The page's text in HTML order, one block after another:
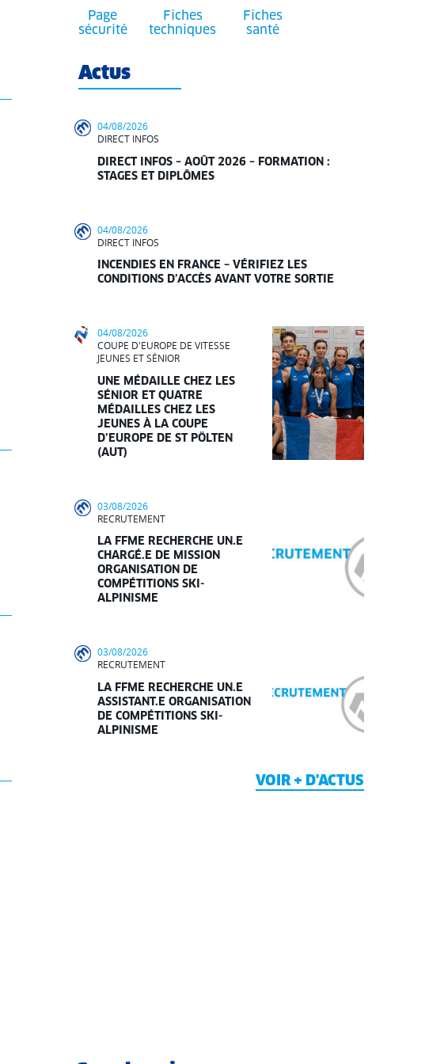
Page
sécurité
Fiches
techniques
Fiches
santé
Actus
04/08/2026
DIRECT INFOS
DIRECT INFOS – AOÛT 2026 – FORMATION :
STAGES ET DIPLÔMES
04/08/2026
DIRECT INFOS
INCENDIES EN FRANCE – VÉRIFIEZ LES
CONDITIONS D’ACCÈS AVANT VOTRE SORTIE
04/08/2026
COUPE D'EUROPE DE VITESSE
JEUNES ET SÉNIOR
UNE MÉDAILLE CHEZ LES
SÉNIOR ET QUATRE
MÉDAILLES CHEZ LES
JEUNES À LA COUPE
D’EUROPE DE ST PÖLTEN
(AUT)
03/08/2026
RECRUTEMENT
LA FFME RECHERCHE UN.E
CHARGÉ.E DE MISSION
ORGANISATION DE
COMPÉTITIONS SKI-
ALPINISME
03/08/2026
RECRUTEMENT
LA FFME RECHERCHE UN.E
ASSISTANT.E ORGANISATION
DE COMPÉTITIONS SKI-
ALPINISME
VOIR + D'ACTUS